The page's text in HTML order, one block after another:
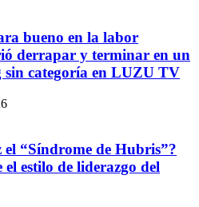
bueno en la labor
derrapar y terminar en un
sin categoría en LUZU TV
el “Síndrome de Hubris”?
estilo de liderazgo del